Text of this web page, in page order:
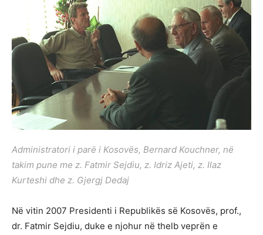
Administratori i parë i Kosovës, Bernard Kouchner, në
takim pune me z. Fatmir Sejdiu, z. Idriz Ajeti, z. Ilaz
Kurteshi dhe z. Gjergj Dedaj
Në vitin 2007 Presidenti i Republikës së Kosovës, prof.,
dr. Fatmir Sejdiu, duke e njohur në thelb veprën e